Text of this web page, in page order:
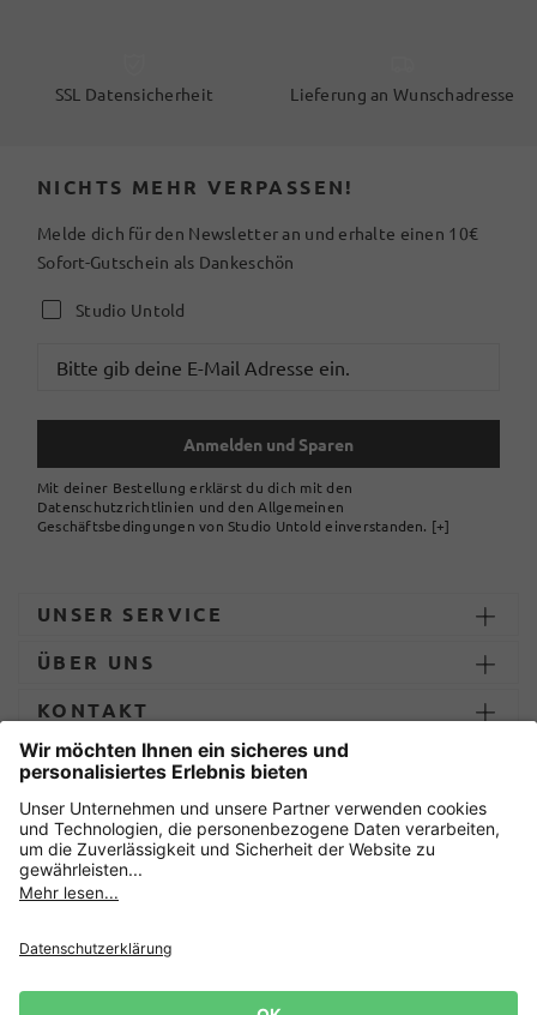
SSL Datensicherheit Lieferung an Wunschadresse
NICHTS MEHR VERPASSEN!
Melde dich für den Newsletter an und erhalte einen 10€
Sofort-Gutschein als Dankeschön
Studio Untold
Anmelden und Sparen
Mit deiner Bestellung erklärst du dich mit den
Datenschutzrichtlinien und den Allgemeinen
Geschäftsbedingungen von Studio Untold einverstanden. [+]
UNSER SERVICE
ÜBER UNS
KONTAKT
ZAHLUNG UND LIEFERUNG
Sicher einkaufen mit
Impressum